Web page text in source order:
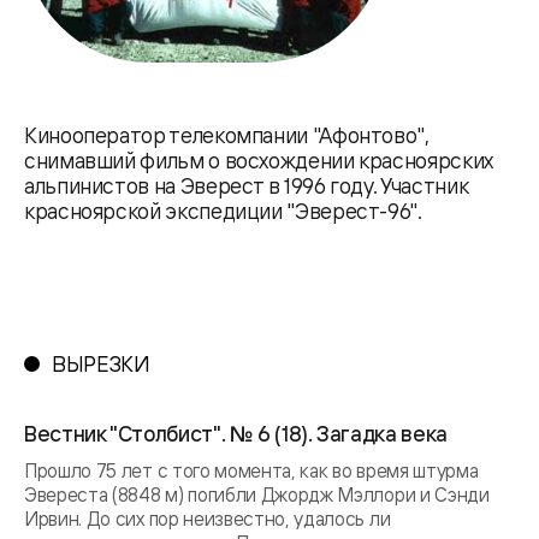
Кинооператор телекомпании "Афонтово",
снимавший фильм о восхождении красноярских
альпинистов на Эверест в 1996 году. Участник
красноярской экспедиции "Эверест-96".
ВЫРЕЗКИ
Вестник "Столбист". № 6 (18). Загадка века
Прошло 75 лет с того момента, как во время штурма
Эвереста (8848 м) погибли Джордж Мэллори и Сэнди
Ирвин. До сих пор неизвестно, удалось ли